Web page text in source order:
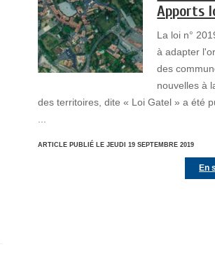
Apports
La loi n°
à adapter
des
nouvelles à
des territoires, dite « Loi Gatel » a été
...
ARTICLE PUBLIÉ LE JEUDI 19 SEPTEMBRE 2019
En